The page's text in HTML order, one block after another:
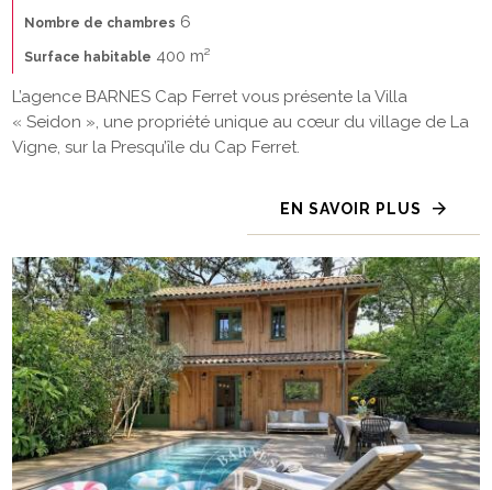
Nombre de chambres 6
Surface habitable 400 m²
L’agence BARNES Cap Ferret vous présente la Villa
« Seidon », une propriété unique au cœur du village de La
Vigne, sur la Presqu’île du Cap Ferret.
EN SAVOIR PLUS